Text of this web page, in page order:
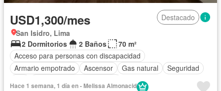
USD1,300/mes
Destacado
San Isidro, Lima
2 Dormitorios
2 Baños
70 m²
Acceso para personas con discapacidad
Armario empotrado
Ascensor Gas natural
Seguridad
Hace 1 semana, 1 día en - Melissa Almonacid